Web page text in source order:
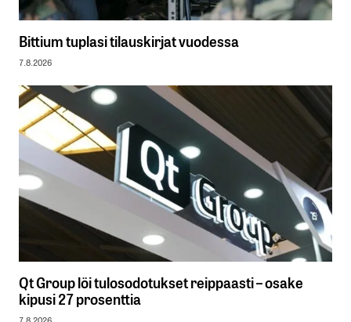
Bittium tuplasi tilauskirjat vuodessa
7.8.2026
Qt Group löi tulosodotukset reippaasti – osake
kipusi 27 prosenttia